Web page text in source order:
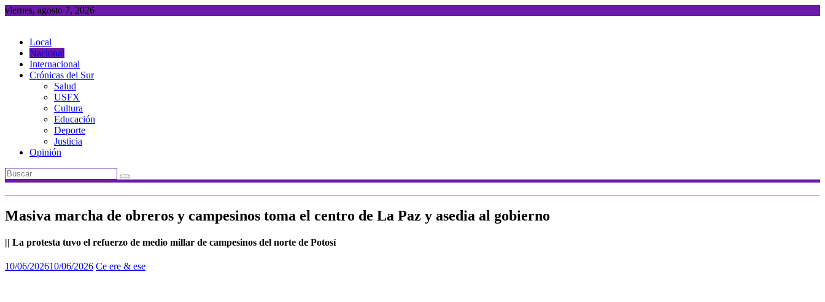
Saltar
viernes, agosto 7, 2026
Local
Nacional
Internacional
Crónicas del Sur
Salud
USFX
Cultura
Educación
Deporte
Justicia
Opinión
Masiva marcha de obreros y campesinos toma el centro de La Paz y asedia al gobierno
|| La protesta tuvo el refuerzo de medio millar de campesinos del norte de Potosí
10/06/202610/06/2026 Ce ere & ese